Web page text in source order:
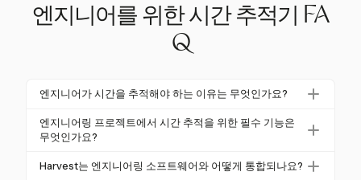
엔지니어를 위한 시간 추적기 FA
Q
엔지니어가 시간을 추적해야 하는 이유는 무엇인가요?
엔지니어는 프로젝트 가시성을 개선하고, 정확한 청구
를 보장하며, 자원 배분을 향상시키기 위해 시간을 추
시간이 프로젝트 수익성에 기여하기 때문에 중요합니
엔지니어링 프로젝트에서 시간 추적을 위한 필수 기능은
무엇인가요?
엔지니어링 프로젝트에 필수적인 기능에는 실시간 추
Harvest는 엔지니어링 소프트웨어와 어떻게 통합되나요?